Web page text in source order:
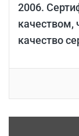
2006.
качеством,
качество